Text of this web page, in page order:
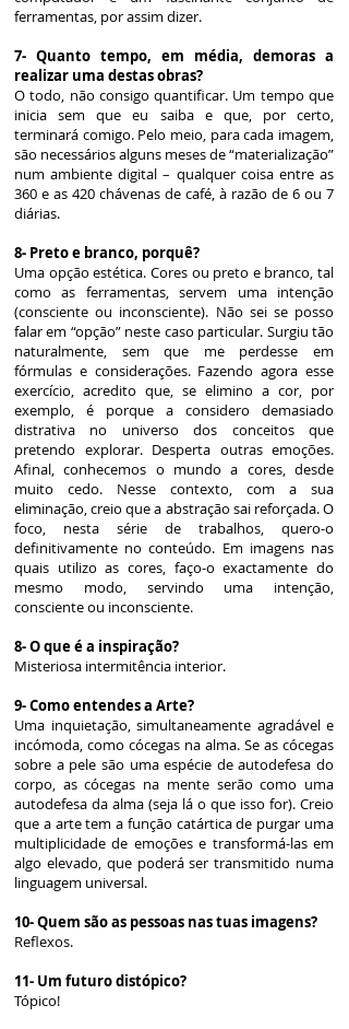
ferramentas, por assim dizer.
7- Quanto tempo, em média, demoras a
realizar uma destas obras?
O todo, não consigo quantificar. Um tempo que
inicia sem que eu saiba e que, por certo,
terminará comigo. Pelo meio, para cada imagem,
são necessários alguns meses de “materialização”
num ambiente digital – qualquer coisa entre as
360 e as 420 chávenas de café, à razão de 6 ou 7
diárias.
8- Preto e branco, porquê?
Uma opção estética. Cores ou preto e branco, tal
como as ferramentas, servem uma intenção
(consciente ou inconsciente). Não sei se posso
falar em “opção” neste caso particular. Surgiu tão
naturalmente, sem que me perdesse em
fórmulas e considerações. Fazendo agora esse
exercício, acredito que, se elimino a cor, por
exemplo, é porque a considero demasiado
distrativa no universo dos conceitos que
pretendo explorar. Desperta outras emoções.
Afinal, conhecemos o mundo a cores, desde
muito cedo. Nesse contexto, com a sua
eliminação, creio que a abstração sai reforçada. O
foco, nesta série de trabalhos, quero-o
definitivamente no conteúdo. Em imagens nas
quais utilizo as cores, faço-o exactamente do
mesmo modo, servindo uma intenção,
consciente ou inconsciente.
8- O que é a inspiração?
Misteriosa intermitência interior.
9- Como entendes a Arte?
Uma inquietação, simultaneamente agradável e
incómoda, como cócegas na alma. Se as cócegas
sobre a pele são uma espécie de autodefesa do
corpo, as cócegas na mente serão como uma
autodefesa da alma (seja lá o que isso for). Creio
que a arte tem a função catártica de purgar uma
multiplicidade de emoções e transformá-las em
algo elevado, que poderá ser transmitido numa
linguagem universal.
10- Quem são as pessoas nas tuas imagens?
Reflexos.
11- Um futuro distópico?
Tópico!